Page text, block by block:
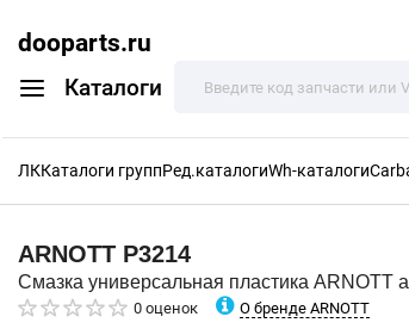
dooparts.ru
Каталоги
ЛККаталоги группРед.каталогиWh-каталоги
ARNOTT P3214
Смазка универсальная пластика ARNOTT
0 оценок О бренде ARNOTT